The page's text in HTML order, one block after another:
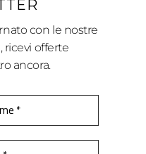
con le nostre
ricevi offerte
ancora.